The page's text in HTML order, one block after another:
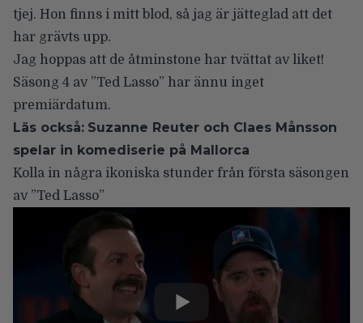
tjej. Hon finns i mitt blod, så jag är jätteglad att det
har grävts upp.
Jag hoppas att de åtminstone har tvättat av liket!
Säsong 4 av ”Ted Lasso” har ännu inget
premiärdatum.
Läs också: Suzanne Reuter och Claes Månsson
spelar in komediserie på Mallorca
Kolla in några ikoniska stunder från första säsongen
av ”Ted Lasso”